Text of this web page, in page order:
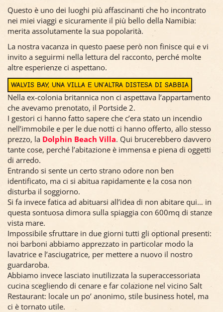
Questo è uno dei luoghi più affascinanti che ho incontrato
nei miei viaggi e sicuramente il più bello della Namibia:
merita assolutamente la sua popolarità.
La nostra vacanza in questo paese però non finisce qui e vi
invito a seguirmi nella lettura del racconto, perché molte
altre esperienze ci aspettano.
WALVIS BAY, UNA VILLA E UN’ALTRA DISTESA DI SABBIA
Nella ex-colonia britannica non ci aspettava l’appartamento
che avevamo prenotato, il Portside 2.
I gestori ci hanno fatto sapere che c’era stato un incendio
nell’immobile e per le due notti ci hanno offerto, allo stesso
prezzo, la Dolphin Beach Villa. Qui brucerebbero davvero
tante cose, perché l’abitazione è immensa e piena di oggetti
di arredo.
Entrando si sente un certo strano odore non ben
identificato, ma ci si abitua rapidamente e la cosa non
disturba il soggiorno.
Si fa invece fatica ad abituarsi all’idea di non abitare qui… in
questa sontuosa dimora sulla spiaggia con 600mq di stanze
vista mare.
Impossibile sfruttare in due giorni tutti gli optional presenti:
noi barboni abbiamo apprezzato in particolar modo la
lavatrice e l’asciugatrice, per mettere a nuovo il nostro
guardaroba.
Abbiamo invece lasciato inutilizzata la superaccessoriata
cucina scegliendo di cenare e far colazione nel vicino Salt
Restaurant: locale un po’ anonimo, stile business hotel, ma
ci è tornato utile.